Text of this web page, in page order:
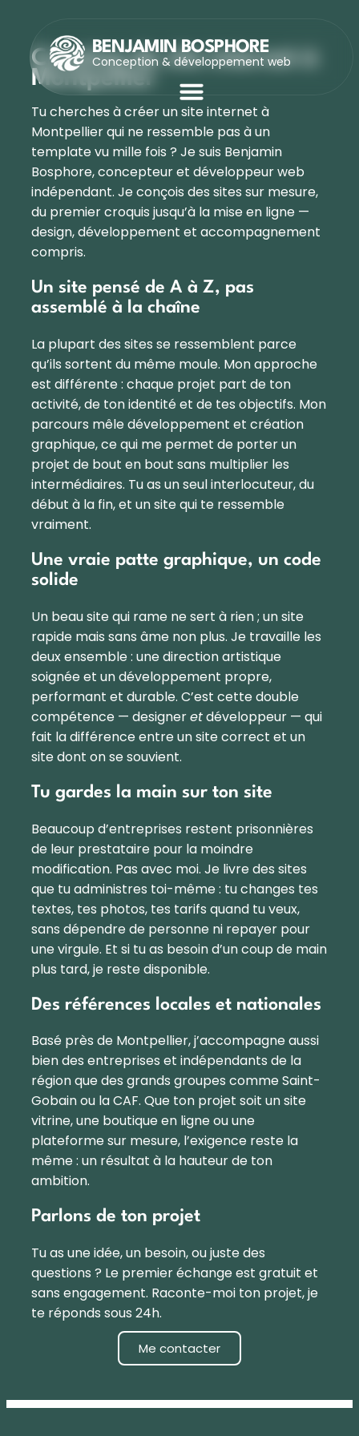
BENJAMIN BOSPHORE
Conception & développement web
Création de site internet à
Montpellier
Tu cherches à créer un site internet à
Montpellier qui ne ressemble pas à un
template vu mille fois ? Je suis Benjamin
Bosphore, concepteur et développeur web
indépendant. Je conçois des sites sur mesure,
du premier croquis jusqu’à la mise en ligne —
design, développement et accompagnement
compris.
Un site pensé de A à Z, pas
assemblé à la chaîne
La plupart des sites se ressemblent parce
qu’ils sortent du même moule. Mon approche
est différente : chaque projet part de ton
activité, de ton identité et de tes objectifs. Mon
parcours mêle développement et création
graphique, ce qui me permet de porter un
projet de bout en bout sans multiplier les
intermédiaires. Tu as un seul interlocuteur, du
début à la fin, et un site qui te ressemble
vraiment.
Une vraie patte graphique, un code
solide
Un beau site qui rame ne sert à rien ; un site
rapide mais sans âme non plus. Je travaille les
deux ensemble : une direction artistique
soignée et un développement propre,
performant et durable. C’est cette double
compétence — designeretdéveloppeur — qui
fait la différence entre un site correct et un
site dont on se souvient.
Tu gardes la main sur ton site
Beaucoup d’entreprises restent prisonnières
de leur prestataire pour la moindre
modification. Pas avec moi. Je livre des sites
que tu administres toi-même : tu changes tes
textes, tes photos, tes tarifs quand tu veux,
sans dépendre de personne ni repayer pour
une virgule. Et si tu as besoin d’un coup de main
plus tard, je reste disponible.
Des références locales et nationales
Basé près de Montpellier, j’accompagne aussi
bien des entreprises et indépendants de la
région que des grands groupes comme Saint-
Gobain ou la CAF. Que ton projet soit un site
vitrine, une boutique en ligne ou une
plateforme sur mesure, l’exigence reste la
même : un résultat à la hauteur de ton
ambition.
Parlons de ton projet
Tu as une idée, un besoin, ou juste des
questions ? Le premier échange est gratuit et
sans engagement. Raconte-moi ton projet, je
te réponds sous 24h.
Me contacter